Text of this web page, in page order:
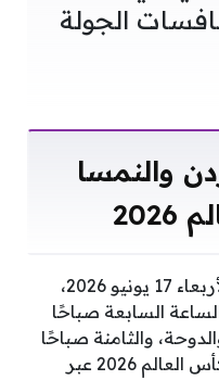
الجولة
والنمسا
تقام مباراة الأردن والنمسا يوم الأربعاء 17 يونيو 2026،
السابعة صباحًا
والثامنة صباحًا
بتوقيت أبوظبي.وتنقل مباريات كأس العالم 2026 عبر